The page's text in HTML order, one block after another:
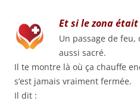
Et si le zona
Un passage de
aussi sacré.
Il te montre là où ça chauffe
s’est jamais vraiment fermée.
Il dit :